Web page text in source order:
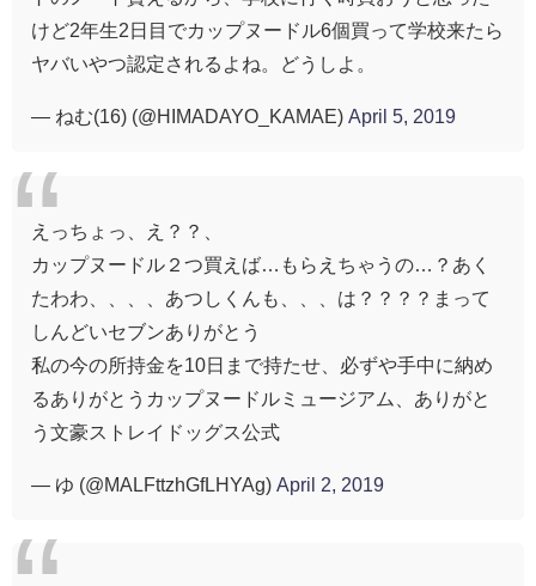
けど2年生2日目でカップヌードル6個買って学校来たら
ヤバいやつ認定されるよね。どうしよ。
— ねむ(16) (@HIMADAYO_KAMAE) April 5, 2019
えっちょっ、え？？、
カップヌードル２つ買えば…もらえちゃうの…？あく
たわわ、、、、あつしくんも、、、は？？？？まって
しんどいセブンありがとう
私の今の所持金を10日まで持たせ、必ずや手中に納め
るありがとうカップヌードルミュージアム、ありがと
う文豪ストレイドッグス公式
— ゆ (@MALFttzhGfLHYAg) April 2, 2019